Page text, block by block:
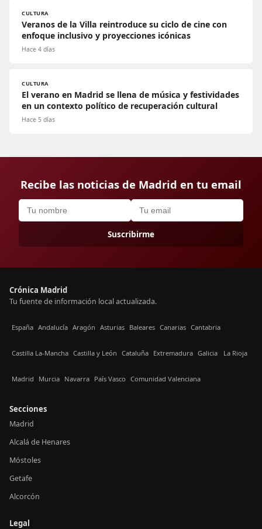
CULTURA
Veranos de la Villa reintroduce su ciclo de cine con
enfoque inclusivo y proyecciones icónicas
Hace 4 días
CULTURA
El verano en Madrid se llena de música y festividades
en un contexto político de recuperación cultural
Hace 5 días
Recibe las noticias de Madrid en tu email
Suscribirme
Crónica Madrid
Tu fuente de información local actualizada.
España Andalucía Aragón Asturias Baleares Canarias Cantabria
Castilla La-Mancha Castilla y León Cataluña Extremadura Galicia La Rioja
Madrid Murcia Navarra País Vasco Comunidad Valenciana
Secciones
Madrid
Alcalá de Henares
Móstoles
Getafe
Alcorcón
Legal